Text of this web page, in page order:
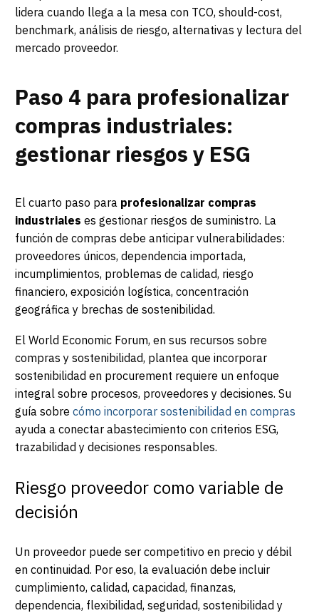
lidera cuando llega a la mesa con TCO, should-cost,
benchmark, análisis de riesgo, alternativas y lectura del
mercado proveedor.
Paso 4 para profesionalizar
compras industriales:
gestionar riesgos y ESG
El cuarto paso para profesionalizar compras
industriales es gestionar riesgos de suministro. La
función de compras debe anticipar vulnerabilidades:
proveedores únicos, dependencia importada,
incumplimientos, problemas de calidad, riesgo
financiero, exposición logística, concentración
geográfica y brechas de sostenibilidad.
El World Economic Forum, en sus recursos sobre
compras y sostenibilidad, plantea que incorporar
sostenibilidad en procurement requiere un enfoque
integral sobre procesos, proveedores y decisiones. Su
guía sobre cómo incorporar sostenibilidad en compras
ayuda a conectar abastecimiento con criterios ESG,
trazabilidad y decisiones responsables.
Riesgo proveedor como variable de
decisión
Un proveedor puede ser competitivo en precio y débil
en continuidad. Por eso, la evaluación debe incluir
cumplimiento, calidad, capacidad, finanzas,
dependencia, flexibilidad, seguridad, sostenibilidad y